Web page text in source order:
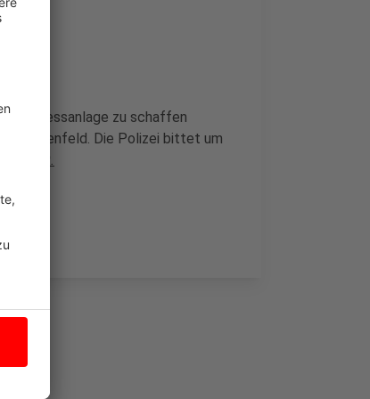
der Messanlage zu schaffen
Füchtenfeld. Die Polizei bittet um
9260.